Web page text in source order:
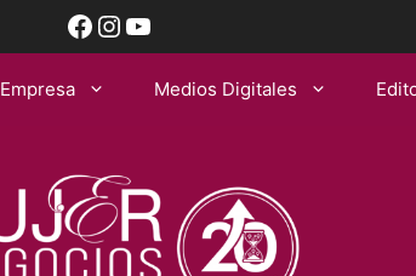
Facebook
Instagram
YouTube
Empresa Medios Digitales